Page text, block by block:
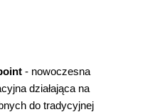
- nowoczesna
działająca na
do tradycyjnej